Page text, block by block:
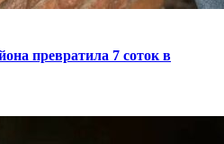
превратила 7 соток в